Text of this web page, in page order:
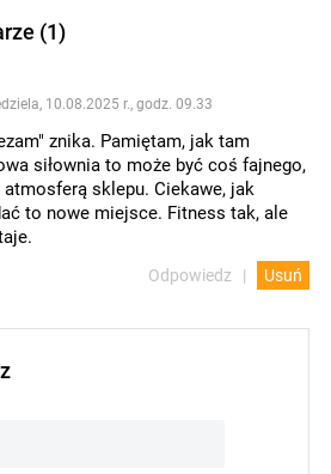
(1)
10.08.2025 r., godz. 09.33
znika. Pamiętam, jak tam
siłownia to może być coś fajnego,
sklepu. Ciekawe, jak
to nowe miejsce. Fitness tak, ale
Odpowiedz Usuń